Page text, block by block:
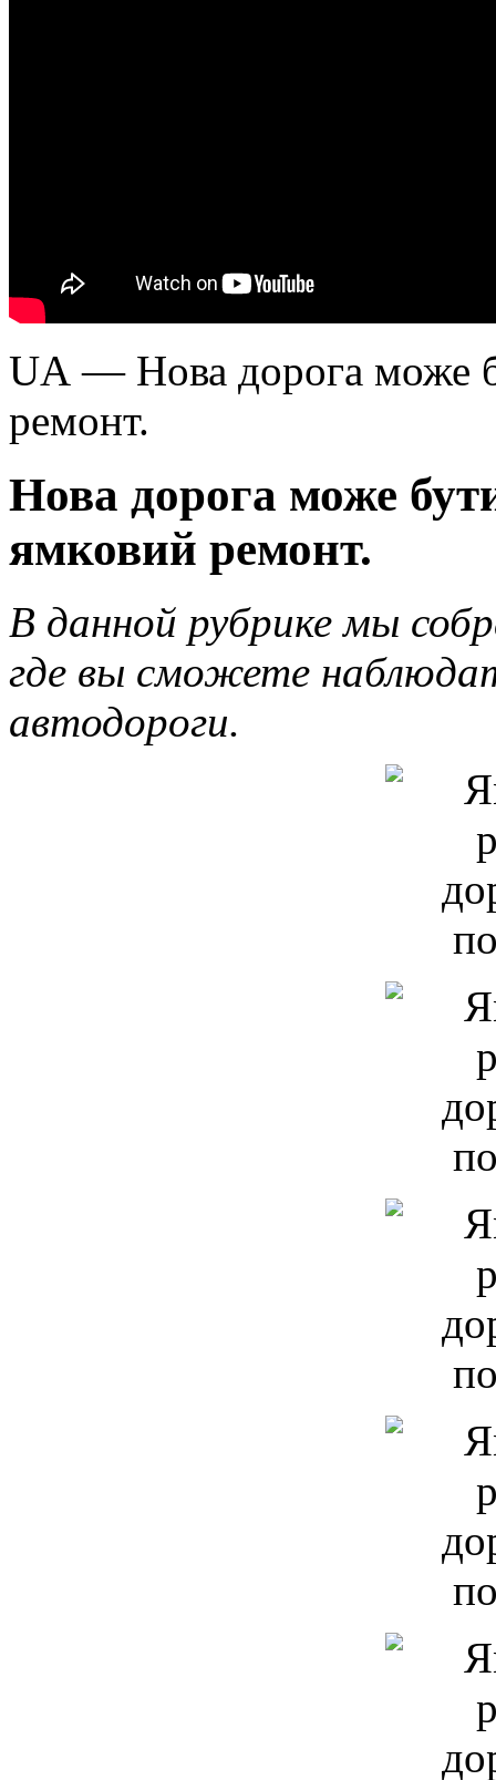
UA — Нова дорога може
ремонт.
Нова дорога може
ямковий ремонт.
В данной рубрике мы
где вы сможете
автодороги.